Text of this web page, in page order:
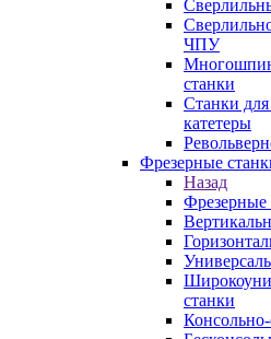
ЧПУ
станки
Станки для
катетеры
Фрезерные
Назад
Фрезерные
станки